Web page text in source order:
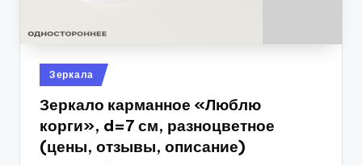
Опубликовано
в
Зеркала
Зеркало карманное «Люблю
корги», d=7 см, разноцветное
(цены, отзывы, описание)